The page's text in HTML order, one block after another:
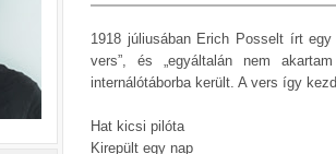
1918 júliusában Erich Posselt írt
vers”, és „egyáltalán nem
internálótáborba került. A vers így
Hat kicsi pilóta
Kirepült egy nap